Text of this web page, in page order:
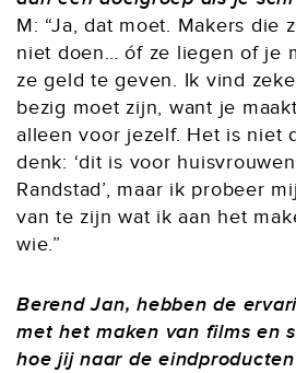
M: “Ja, dat moet. Makers die
niet doen… óf ze liegen of je
ze geld te geven. Ik vind
bezig moet zijn, want je
alleen voor jezelf. Het is niet
denk: ‘dit is voor
Randstad’, maar ik probeer
van te zijn wat ik aan het
wie.”
Berend Jan, hebben de
met het maken van films en
hoe jij naar de